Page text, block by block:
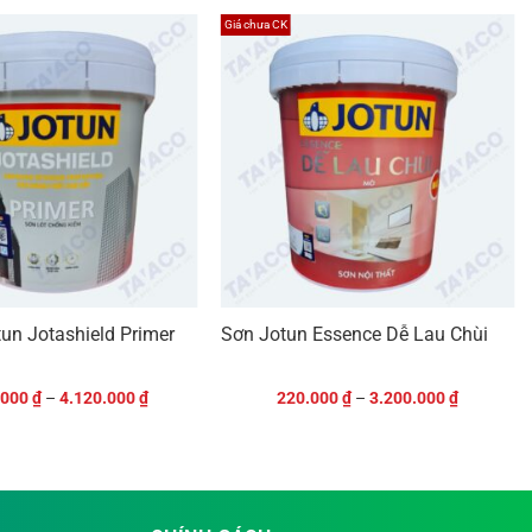
che phủ tốt, chống nấm mốc. 5 1.155.000
17
3.545.000
không phản quang, lau chùi vượt
5 2.325.000
15 6.905.000
thấp nhất,
có thể được sử dụng
văng bắn nhiều hơn trong quá trình thi công.
nó sẽ giúp bạn tiết kiệm đáng kể thời gian và công
Bề mặt sơn không phản quang của Majestic đặc
khuyết điểm tuyệt đối.
Jotashield Primer
₫–4.120.000₫
Giá chưa CK
Sơn Jotun Essence Dễ Lau Chùi
220.000₫–3.200.000₫